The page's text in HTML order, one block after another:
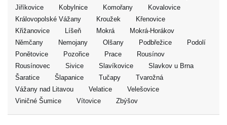
Jiříkovice
Kobylnice Komořany
Kovalovice
Královopolské Vážany
Kroužek
Křenovice
Křižanovice
Líšeň Mokrá
Mokrá-Horákov
Němčany
Nemojany Olšany Podbřežice
Podolí
Ponětovice
Pozořice Prace
Rousínov
Rousínovec
Sivice Slavíkovice
Slavkov u Brna
Šaratice
Šlapanice Tučapy
Tvarožná
Vážany nad Litavou
Velatice
Velešovice
Viničné Šumice
Vítovice Zbýšov